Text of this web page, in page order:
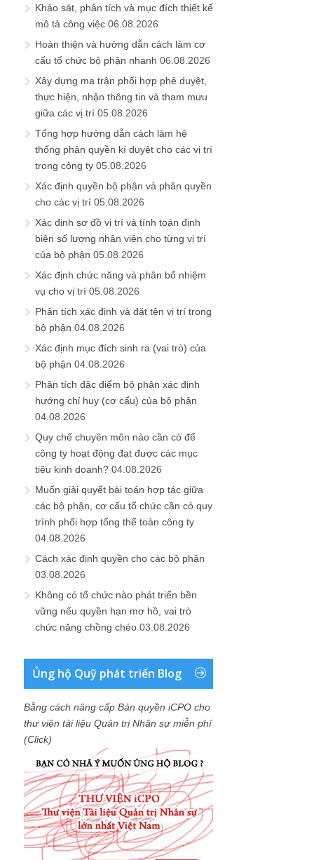
Khảo sát, phân tích và mục đích thiết kế
mô tả công việc 06.08.2026
Hoàn thiện và hướng dẫn cách làm cơ
cấu tổ chức bộ phận nhanh 06.08.2026
Xây dựng ma trận phối hợp phê duyệt,
thực hiện, nhận thông tin và tham mưu
giữa các vị trí 05.08.2026
Tổng hợp hướng dẫn cách làm hệ
thống phân quyền kí duyệt cho các vị trí
trong công ty 05.08.2026
Xác định quyền bộ phận và phân quyền
cho các vị trí 05.08.2026
Xác định sơ đồ vị trí và tính toán định
biên số lượng nhân viên cho từng vị trí
của bộ phận 05.08.2026
Xác định chức năng và phân bổ nhiệm
vụ cho vị trí 05.08.2026
Phân tích xác định và đặt tên vị trí trong
bộ phận 04.08.2026
Xác định mục đích sinh ra (vai trò) của
bộ phận 04.08.2026
Phân tích đặc điểm bộ phận xác định
hướng chỉ huy (cơ cấu) của bộ phận
04.08.2026
Quy chế chuyên môn nào cần có để
công ty hoạt động đạt được các mục
tiêu kinh doanh? 04.08.2026
Muốn giải quyết bài toán hợp tác giữa
các bộ phận, cơ cấu tổ chức cần có quy
trình phối hợp tổng thể toàn công ty
04.08.2026
Cách xác định quyền cho các bộ phận
03.08.2026
Không có tổ chức nào phát triển bền
vững nếu quyền hạn mơ hồ, vai trò
chức năng chồng chéo 03.08.2026
Ủng hộ Quỹ phát triển Blog
Bằng cách nâng cấp Bản quyền iCPO cho
thư viện tài liệu Quản trị Nhân sự miễn phí
(Click)